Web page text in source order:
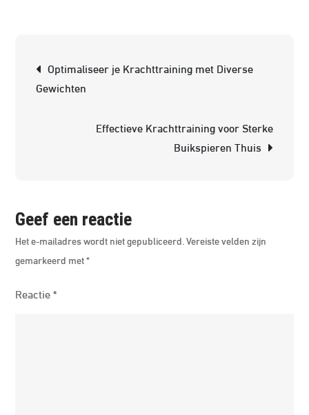
Optimaliseer je Krachttraining met Diverse
Gewichten
Effectieve Krachttraining voor Sterke
Buikspieren Thuis
Geef een reactie
Het e-mailadres wordt niet gepubliceerd. Vereiste velden zijn
gemarkeerd met*
Reactie*